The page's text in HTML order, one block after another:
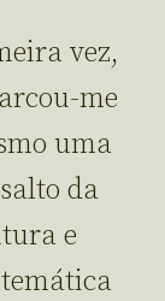
vez,
me
uma
da
e